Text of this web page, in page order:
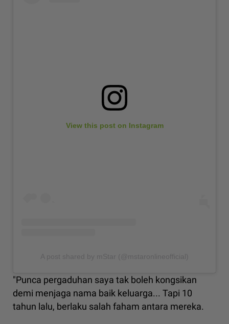
View this post on Instagram
A post shared by mStar (@mstaronlineofficial)
"Punca pergaduhan saya tak boleh kongsikan
demi menjaga nama baik keluarga... Tapi 10
tahun lalu, berlaku salah faham antara mereka.